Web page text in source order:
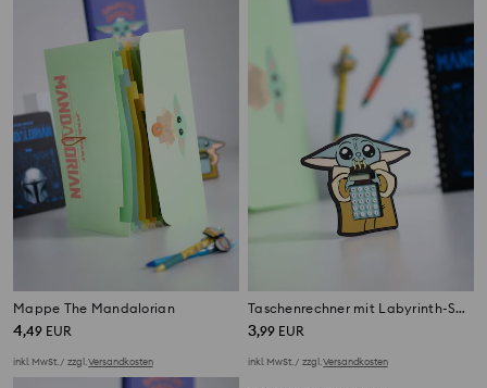
Mappe The Mandalorian
4,49 EUR
inkl. MwSt. / zzgl.Versandkosten
Taschenrechner mit Labyrinth-Spiel Grogu
3,99 EUR
inkl. MwSt. / zzgl.Versandkosten